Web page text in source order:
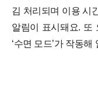
김 처리되며 이용 시
알림이 표시돼요. 또
‘수면 모드’가 작동